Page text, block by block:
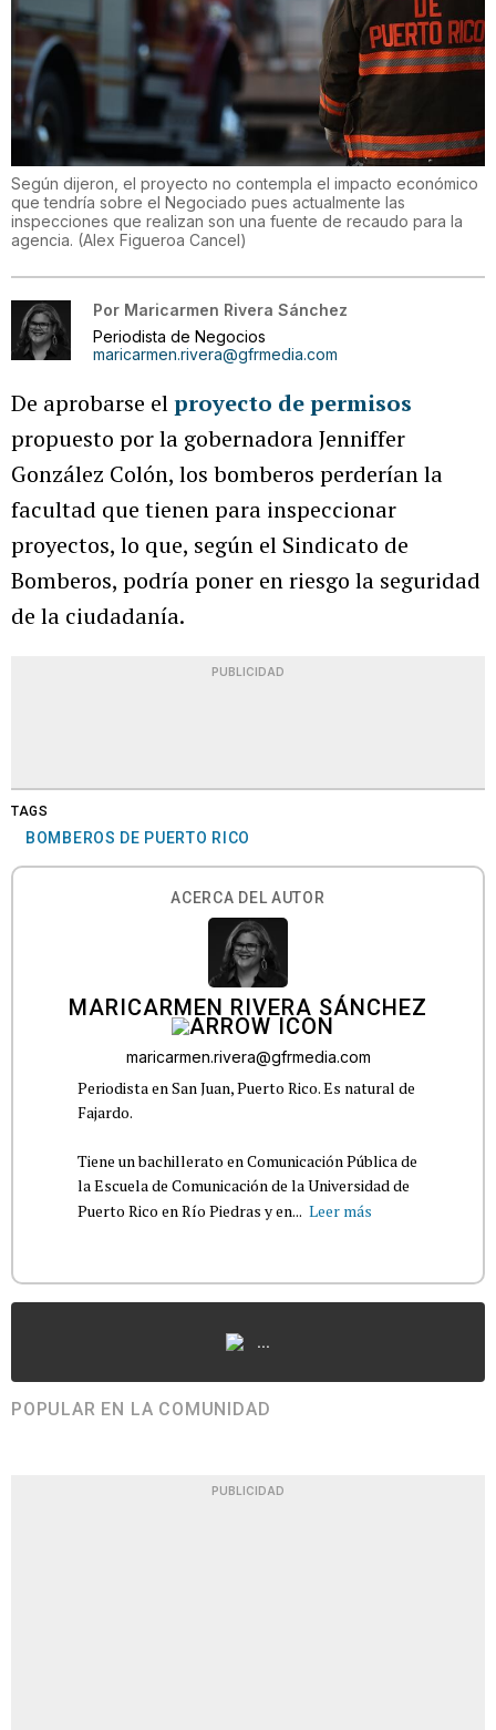
Según dijeron, el proyecto no contempla el impacto económico
que tendría sobre el Negociado pues actualmente las
inspecciones que realizan son una fuente de recaudo para la
agencia. (Alex Figueroa Cancel)
Por Maricarmen Rivera Sánchez
Periodista de Negocios
maricarmen.rivera@gfrmedia.com
De aprobarse elproyecto de permisos
propuesto por la gobernadora Jenniffer
González Colón, los bomberos perderían la
facultad que tienen para inspeccionar
proyectos, lo que, según el Sindicato de
Bomberos, podría poner en riesgo la seguridad
de la ciudadanía.
PUBLICIDAD
TAGS
BOMBEROS DE PUERTO RICO
ACERCA DEL AUTOR
MARICARMEN RIVERA SÁNCHEZ
maricarmen.rivera@gfrmedia.com
Periodista en San Juan, Puerto Rico. Es natural de
Fajardo.
Tiene un bachillerato en Comunicación Pública de
la Escuela de Comunicación de la Universidad de
Puerto Rico en Río Piedras y en... Leer más
...
POPULAR EN LA COMUNIDAD
PUBLICIDAD